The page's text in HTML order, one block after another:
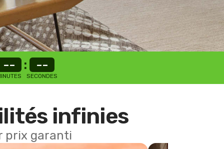
-- : --
SECONDES
infinies
prix garanti